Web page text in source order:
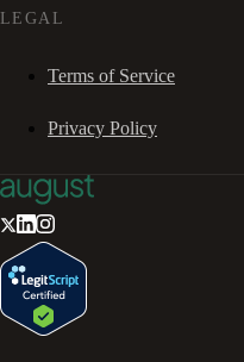
LEGAL
Terms of Service
Privacy Policy